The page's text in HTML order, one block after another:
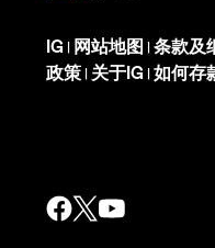
IG | 网站地图 | 条款及
政策 | 关于IG | 如何存